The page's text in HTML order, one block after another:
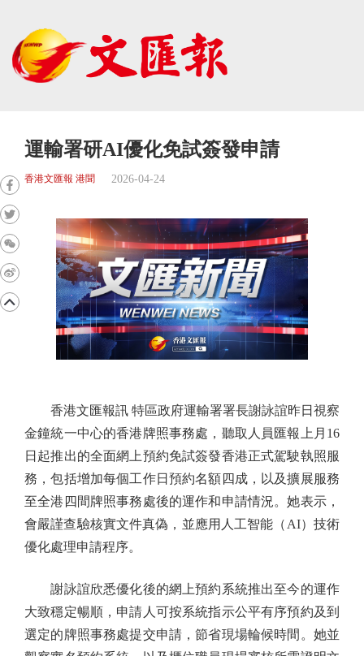
運輸署研AI優化免試簽發申請
香港文匯報 港聞 2026-04-24
香港文匯報訊 特區政府運輸署署長謝詠誼昨日視察
金鐘統一中心的香港牌照事務處，聽取人員匯報上月16
日起推出的全面網上預約免試簽發香港正式駕駛執照服
務，包括增加每個工作日預約名額四成，以及擴展服務
至全港四間牌照事務處後的運作和申請情況。她表示，
會嚴謹查驗核實文件真偽，並應用人工智能（AI）技術
優化處理申請程序。
謝詠誼欣悉優化後的網上預約系統推出至今的運作
大致穩定暢順，申請人可按系統指示公平有序預約及到
選定的牌照事務處提交申請，節省現場輪候時間。她並